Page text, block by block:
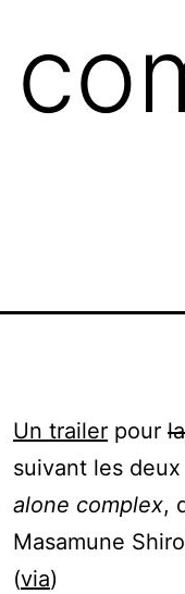
Un trailer pour
suivant les
alone complex,
Masamune
(via)